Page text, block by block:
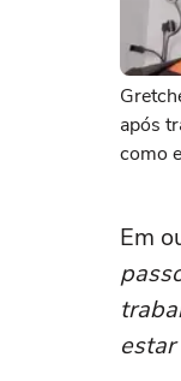
após
como
Em